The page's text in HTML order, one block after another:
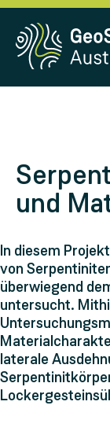
und
In diesem
von
überwiegend
untersucht.
laterale